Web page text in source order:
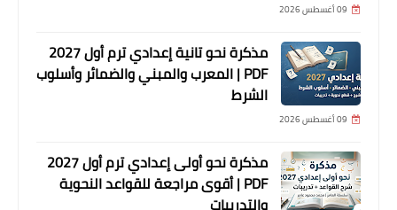
09 أغسطس 2026
مذكرة نحو تانية إعدادي ترم أول 2027
PDF | المعرب والمبني والضمائر وأسلوب
الشرط
09 أغسطس 2026
مذكرة نحو أولى إعدادي ترم أول 2027
PDF | أقوى مراجعة للقواعد النحوية